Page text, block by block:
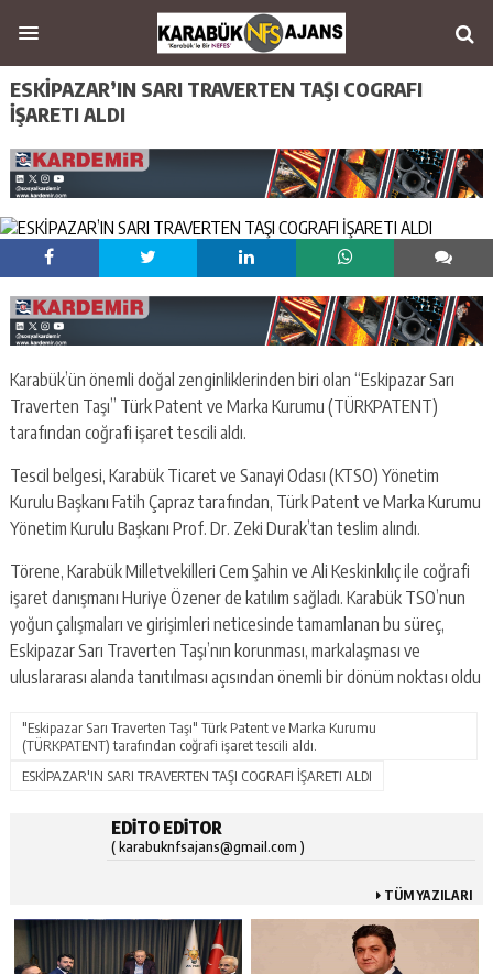
ESKİPAZAR’IN SARI TRAVERTEN TAŞI COGRAFI
İŞARETI ALDI
Karabük’ün önemli doğal zenginliklerinden biri olan “Eskipazar Sarı
Traverten Taşı” Türk Patent ve Marka Kurumu (TÜRKPATENT)
tarafından coğrafi işaret tescili aldı.
Tescil belgesi, Karabük Ticaret ve Sanayi Odası (KTSO) Yönetim
Kurulu Başkanı Fatih Çapraz tarafından, Türk Patent ve Marka Kurumu
Yönetim Kurulu Başkanı Prof. Dr. Zeki Durak’tan teslim alındı.
Törene, Karabük Milletvekilleri Cem Şahin ve Ali Keskinkılıç ile coğrafi
işaret danışmanı Huriye Özener de katılım sağladı. Karabük TSO’nun
yoğun çalışmaları ve girişimleri neticesinde tamamlanan bu süreç,
Eskipazar Sarı Traverten Taşı’nın korunması, markalaşması ve
uluslararası alanda tanıtılması açısından önemli bir dönüm noktası oldu
"Eskipazar Sarı Traverten Taşı" Türk Patent ve Marka Kurumu
(TÜRKPATENT) tarafından coğrafi işaret tescili aldı.
ESKİPAZAR'IN SARI TRAVERTEN TAŞI COGRAFI İŞARETI ALDI
EDITO EDITOR
( karabuknfsajans@gmail.com )
TÜM YAZILARI